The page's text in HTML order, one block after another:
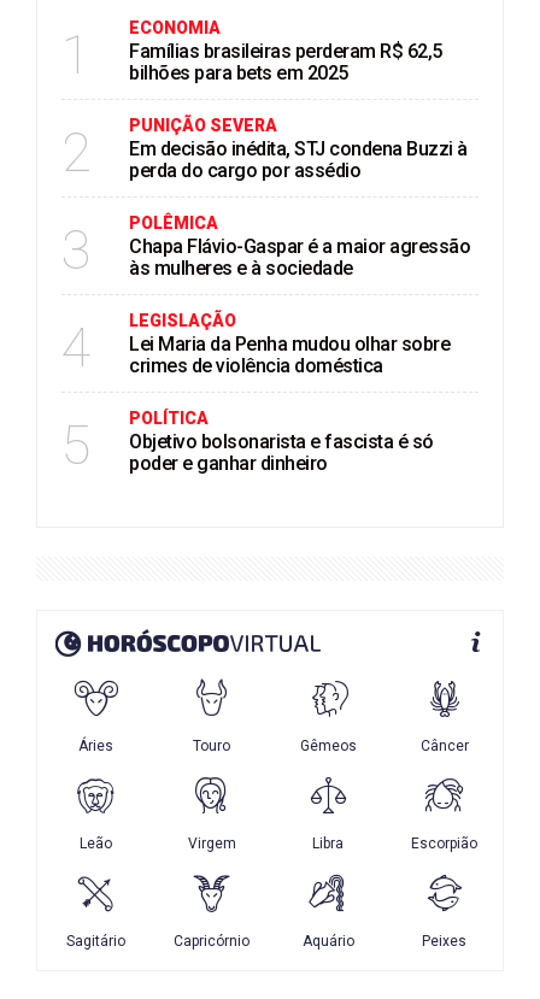
1 ECONOMIA
Famílias brasileiras perderam R$ 62,5
bilhões para bets em 2025
2 PUNIÇÃO SEVERA
Em decisão inédita, STJ condena Buzzi à
perda do cargo por assédio
3 POLÊMICA
Chapa Flávio-Gaspar é a maior agressão
às mulheres e à sociedade
4 LEGISLAÇÃO
Lei Maria da Penha mudou olhar sobre
crimes de violência doméstica
5 POLÍTICA
Objetivo bolsonarista e fascista é só
poder e ganhar dinheiro